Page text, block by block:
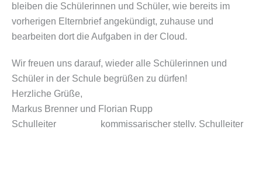
bleiben die Schülerinnen und Schüler, wie bereits im
vorherigen Elternbrief angekündigt, zuhause und
bearbeiten dort die Aufgaben in der Cloud.
Wir freuen uns darauf, wieder alle Schülerinnen und
Schüler in der Schule begrüßen zu dürfen!
Herzliche Grüße,
Markus Brenner und Florian Rupp
Schulleiter kommissarischer stellv. Schulleiter